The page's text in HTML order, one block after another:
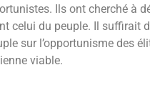
Ils ont cherché à
celui du peuple. Il suffirait
sur l’opportunisme des
viable.